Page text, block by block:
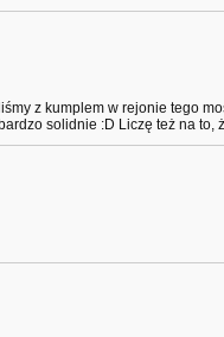
z kumplem w rejonie tego
solidnie :D Liczę też na to,